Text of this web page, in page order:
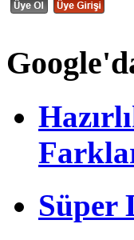
Süper